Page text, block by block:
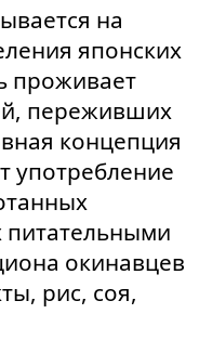
на
японских
проживает
переживших
концепция
употребление
окинавцев
рис, соя,